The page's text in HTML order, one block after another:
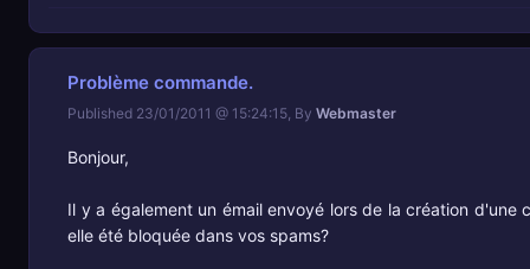
Problème commande.
Published 23/01/2011 @ 15:24:15, By Webmaster
Bonjour,
Il y a également un émail envoyé lors de la création
elle été bloquée dans vos spams?